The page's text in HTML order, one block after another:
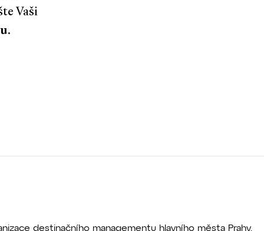
Vaši
.
destinačního managementu hlavního města Prahy.